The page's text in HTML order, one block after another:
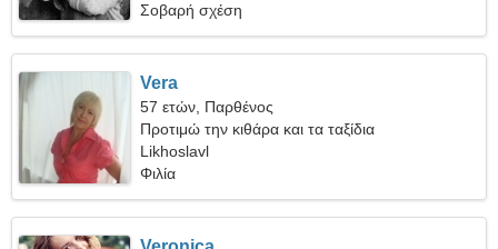
Σοβαρή σχέση
Vera
57 ετών, Παρθένος
Προτιμώ την κιθάρα και τα ταξίδια
Likhoslavl
Φιλία